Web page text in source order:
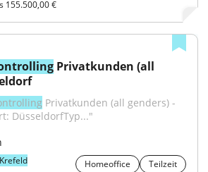
155.500,00 €
Privatkunden (all
Privatkunden (all genders) -
DüsseldorfTyp..."
Krefeld Homeoffice
Teilzeit